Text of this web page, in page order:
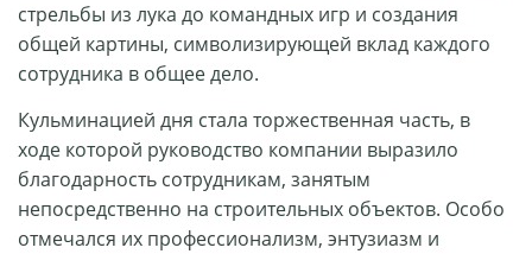
стрельбы из лука до командных игр и создания
общей картины, символизирующей вклад каждого
сотрудника в общее дело.
Кульминацией дня стала торжественная часть, в
ходе которой руководство компании выразило
благодарность сотрудникам, занятым
непосредственно на строительных объектов. Особо
отмечался их профессионализм, энтузиазм и